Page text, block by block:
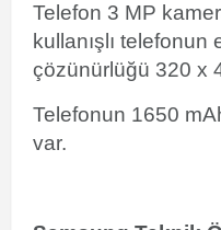
Telefon 3 MP
kullanışlı
çözünürlüğü 320 x
Telefonun 1650
var.